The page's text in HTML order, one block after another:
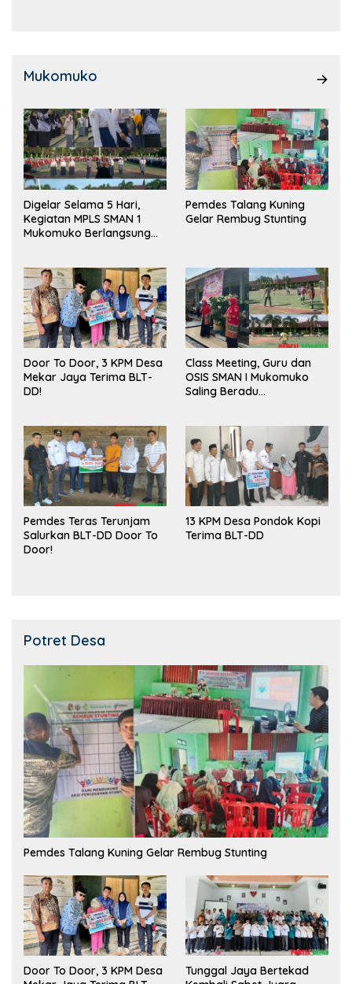
Mukomuko
Digelar Selama 5 Hari,
Kegiatan MPLS SMAN 1
Mukomuko Berlangsung
Pemdes Talang Kuning
Gelar Rembug Stunting
Door To Door, 3 KPM Desa
Mekar Jaya Terima BLT-
DD!
Class Meeting, Guru dan
OSIS SMAN I Mukomuko
Saling Beradu
Pemdes Teras Terunjam
Salurkan BLT-DD Door To
Door!
13 KPM Desa Pondok Kopi
Terima BLT-DD
Potret Desa
Pemdes Talang Kuning Gelar Rembug Stunting
Door To Door, 3 KPM Desa
Tunggal Jaya Bertekad